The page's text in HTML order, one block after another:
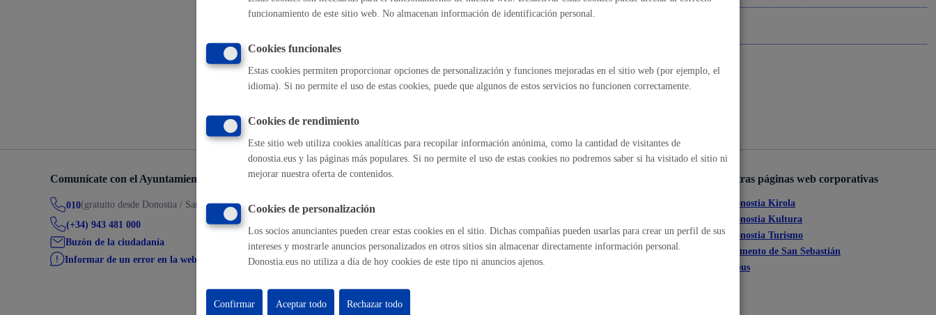
Volver al índice Volver atrás
Comunícate con el Ayuntamiento de Donostia / San Sebastián
010(gratuito desde Donostia / San Sebastián)
(+34) 943 481 000
Buzón de la ciudadanía
Informar de un error en la web
Sede electrónica
Mapas - GeoDonostia
Otras páginas web corporativas
Donostia Kirola
Donostia Kultura
Donostia Turismo
Fomento de San Sebastián
Dbus
funcionamiento de este sitio web. No almacenan información de identificación personal.
Cookies funcionales
Estas cookies permiten proporcionar opciones de personalización y funciones mejoradas en el sitio web (por ejemplo, el
idioma). Si no permite el uso de estas cookies, puede que algunos de estos servicios no funcionen correctamente.
Cookies de rendimiento
Este sitio web utiliza cookies analíticas para recopilar información anónima, como la cantidad de visitantes de
donostia.eus y las páginas más populares. Si no permite el uso de estas cookies no podremos saber si ha visitado el sitio ni
mejorar nuestra oferta de contenidos.
Cookies de personalización
Los socios anunciantes pueden crear estas cookies en el sitio. Dichas compañías pueden usarlas para crear un perfil de sus
intereses y mostrarle anuncios personalizados en otros sitios sin almacenar directamente información personal.
Donostia.eus no utiliza a día de hoy cookies de este tipo ni anuncios ajenos.
Rechazar todo
Confirmar Aceptar todo